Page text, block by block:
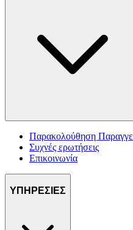
Παρακολούθηση
Συχνές ερωτήσεις
Επικοινωνία
ΥΠΗΡΕΣΙΕΣ